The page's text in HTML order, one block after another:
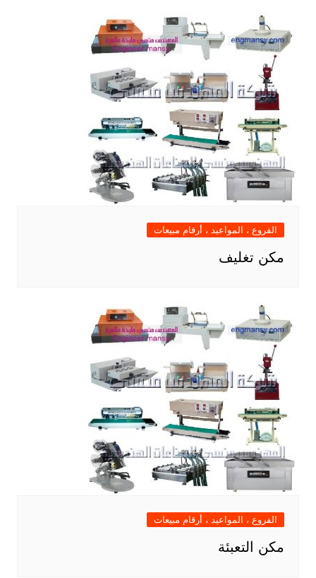
الفروع ، المواعيد ، أرقام مبيعات
مكن تغليف
الفروع ، المواعيد ، أرقام مبيعات
مكن التعبئة